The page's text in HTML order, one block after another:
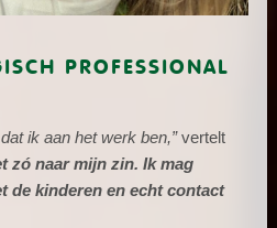
PROFESSIONAL
ik aan het werk ben,”vertelt
zó naar mijn zin. Ik mag
de kinderen en echt contact